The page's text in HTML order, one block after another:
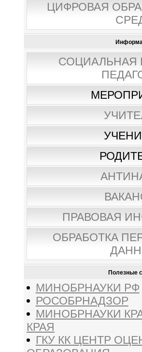
ЦИФРОВАЯ
СОЦИАЛЬНАЯ
ПРАВОВАЯ
ОБРАБОТКА
Полезные
МИНОБРНАУКИ РФ
РОСОБРНАДЗОР
МИНОБРНАУКИ
КРАЯ
ГКУ КК ЦЕНТР